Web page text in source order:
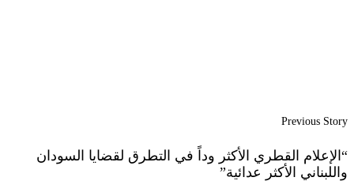
Previous Story
“الإعلام القطري الأكثر وداً في التطرق لقضايا السودان
واللبناني الأكثر عدائية”